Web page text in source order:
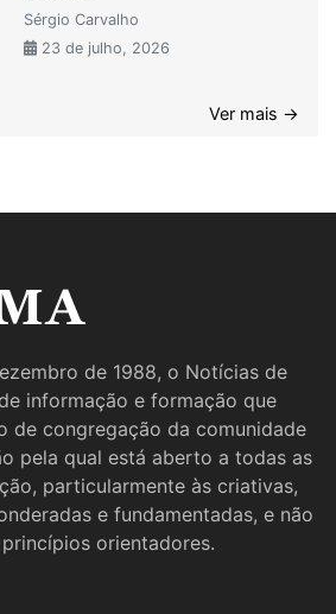
Sérgio Carvalho
23 de julho, 2026
Ver mais →
de 1988, o Notícias de
informação e formação que
de congregação da comunidade
pela qual está aberto a todas as
particularmente às criativas,
e fundamentadas, e não
orientadores.